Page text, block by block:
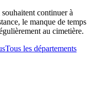
continuer à
le manque de temps
au cimetière.
Tous les départements